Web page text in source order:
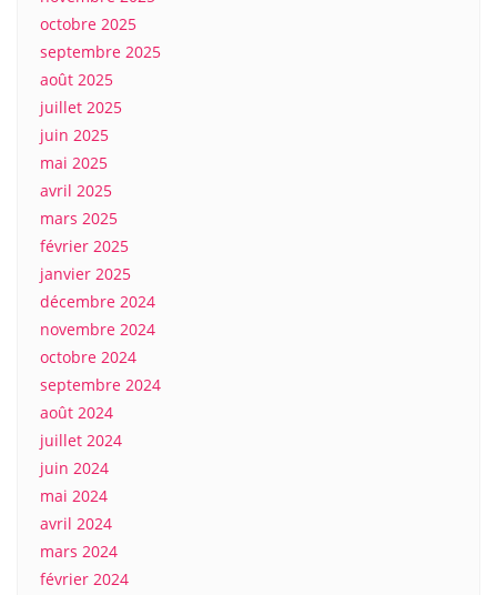
octobre 2025
septembre 2025
août 2025
juillet 2025
juin 2025
mai 2025
avril 2025
mars 2025
février 2025
janvier 2025
décembre 2024
novembre 2024
octobre 2024
septembre 2024
août 2024
juillet 2024
juin 2024
mai 2024
avril 2024
mars 2024
février 2024